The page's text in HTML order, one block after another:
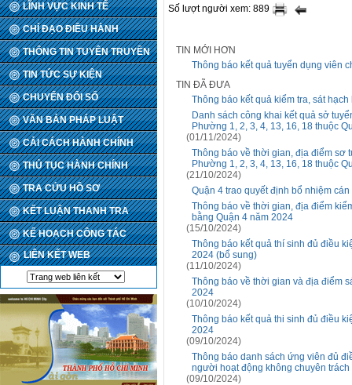
LĨNH VỰC KINH TẾ
CHỈ ĐẠO ĐIỀU HÀNH
THÔNG TIN TUYÊN TRUYỀN
TIN TỨC SỰ KIỆN
CHUYỂN ĐỔI SỐ
VĂN BẢN PHÁP LUẬT
CẢI CÁCH HÀNH CHÍNH
THỦ TỤC HÀNH CHÍNH
TRA CỨU HỒ SƠ
KẾT LUẬN THANH TRA
KẾ HOẠCH CÔNG TÁC
LIÊN KẾT WEB
Số lượt người xem: 889
TIN MỚI HƠN
Thông báo kết quả tuyển dụng viên
TIN ĐÃ ĐƯA
Thông báo kết quả kiểm tra, sát
Danh sách công khai kết quả sở
Phường 1, 2, 3, 4, 13, 16, 18 thuộc
(01/11/2024)
Thông báo về thời gian, địa điểm sơ
Phường 1, 2, 3, 4, 13, 16, 18 thuộc
(21/10/2024)
Quận 4 trao quyết định bổ nhiệm cán
Thông báo về thời gian, địa điểm
bằng Quận 4 năm 2024
(15/10/2024)
Thông báo kết quả thí sinh đủ điều
2024 (bổ sung)
(11/10/2024)
Thông báo về thời gian và địa điểm
2024
(10/10/2024)
Thông báo kết quả thi sinh đủ điều
2024
(09/10/2024)
Thông báo danh sách ứng viên đủ
người hoạt động không chuyên
(09/10/2024)